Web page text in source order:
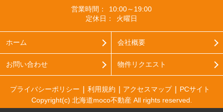
営業時間：
10:00～19:00
定休日：
火曜日
ホーム 会社概要
お問い合わせ 物件リクエスト
プライバシーポリシー 利用規約 アクセスマップ
PCサイト
Copyright(c) 北海道moco不動産 All rights reserved.